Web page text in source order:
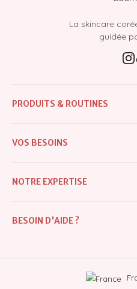
La skincare
guidée
PRODUITS & ROUTINES
Meilleures ventes
Routines
Crèmes
VOS BESOINS
Taches & hyperpigmentation
NOTRE EXPERTISE
Ingrédients & conseils
BESOIN D'AIDE ?